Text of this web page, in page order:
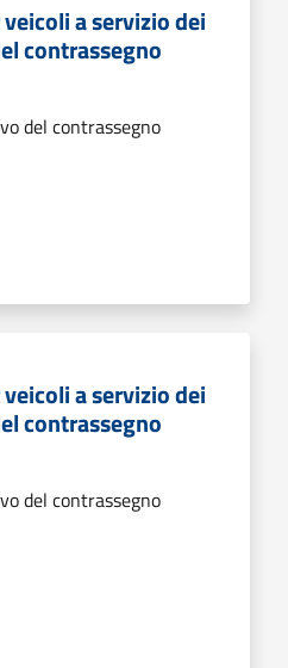
a servizio dei
contrassegno
del contrassegno
a servizio dei
contrassegno
del contrassegno